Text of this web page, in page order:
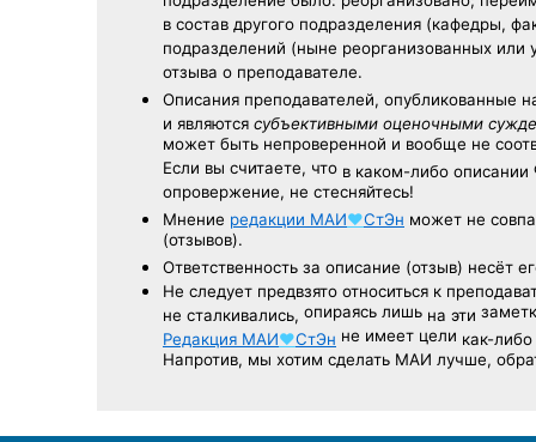
в состав другого подразделения (кафедры,
подразделений (ныне реорганизованных
отзыва о преподавателе.
Описания преподавателей, опубликованные
и являются субъективными оценочными
может быть непроверенной и вообще не
Если вы считаете, что в каком-либо описании
опровержение, не стесняйтесь!
Мнение редакции МАИ♥СтЭн может не
(отзывов).
Ответственность за описание (отзыв) несёт
Не следует предвзято относиться к
не сталкивались, опираясь лишь на эти
Редакция МАИ♥СтЭн не имеет цели как-либо
Напротив, мы хотим сделать МАИ лучше,